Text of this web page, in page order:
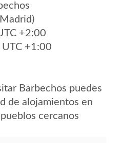
+2:00
+1:00
Barbechos puedes
de alojamientos en
cercanos